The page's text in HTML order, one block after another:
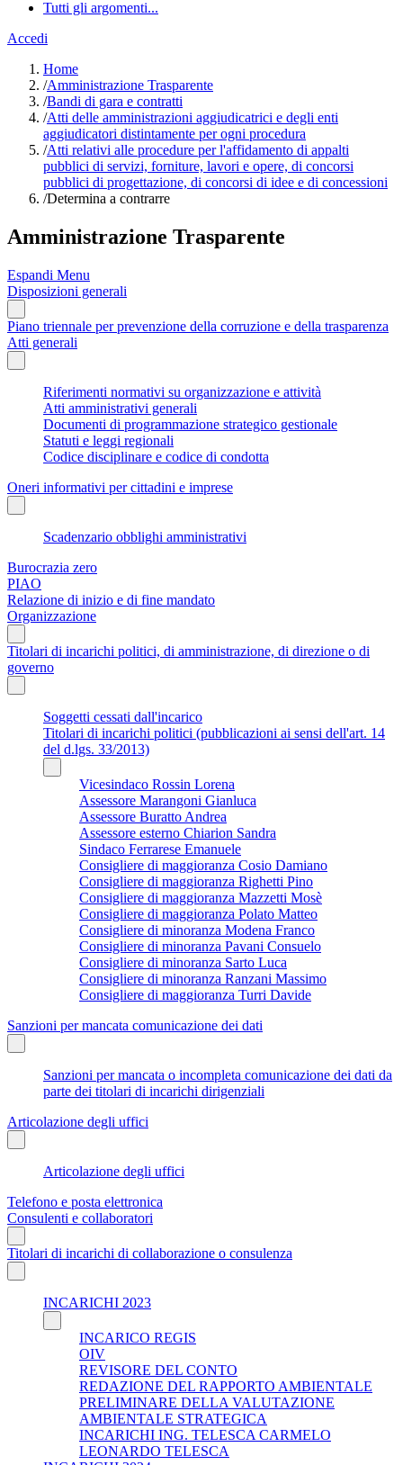
Tutti gli argomenti...
Accedi
Home
/Amministrazione Trasparente
/Bandi di gara e contratti
/Atti delle amministrazioni aggiudicatrici e degli enti
aggiudicatori distintamente per ogni procedura
/Atti relativi alle procedure per l'affidamento di appalti
pubblici di servizi, forniture, lavori e opere, di concorsi
pubblici di progettazione, di concorsi di idee e di concessioni
/Determina a contrarre
Amministrazione Trasparente
Espandi Menu
Disposizioni generali
Piano triennale per prevenzione della corruzione e della trasparenza
Atti generali
Riferimenti normativi su organizzazione e attività
Atti amministrativi generali
Documenti di programmazione strategico gestionale
Statuti e leggi regionali
Codice disciplinare e codice di condotta
Oneri informativi per cittadini e imprese
Scadenzario obblighi amministrativi
Burocrazia zero
PIAO
Relazione di inizio e di fine mandato
Organizzazione
Titolari di incarichi politici, di amministrazione, di direzione o di
governo
Soggetti cessati dall'incarico
Titolari di incarichi politici (pubblicazioni ai sensi dell'art. 14
del d.lgs. 33/2013)
Vicesindaco Rossin Lorena
Assessore Marangoni Gianluca
Assessore Buratto Andrea
Assessore esterno Chiarion Sandra
Sindaco Ferrarese Emanuele
Consigliere di maggioranza Cosio Damiano
Consigliere di maggioranza Righetti Pino
Consigliere di maggioranza Mazzetti Mosè
Consigliere di maggioranza Polato Matteo
Consigliere di minoranza Modena Franco
Consigliere di minoranza Pavani Consuelo
Consigliere di minoranza Sarto Luca
Consigliere di minoranza Ranzani Massimo
Consigliere di maggioranza Turri Davide
Sanzioni per mancata comunicazione dei dati
Sanzioni per mancata o incompleta comunicazione dei dati da
parte dei titolari di incarichi dirigenziali
Articolazione degli uffici
Articolazione degli uffici
Telefono e posta elettronica
Consulenti e collaboratori
Titolari di incarichi di collaborazione o consulenza
INCARICHI 2023
INCARICO REGIS
OIV
REVISORE DEL CONTO
REDAZIONE DEL RAPPORTO AMBIENTALE
PRELIMINARE DELLA VALUTAZIONE
AMBIENTALE STRATEGICA
INCARICHI ING. TELESCA CARMELO
LEONARDO TELESCA